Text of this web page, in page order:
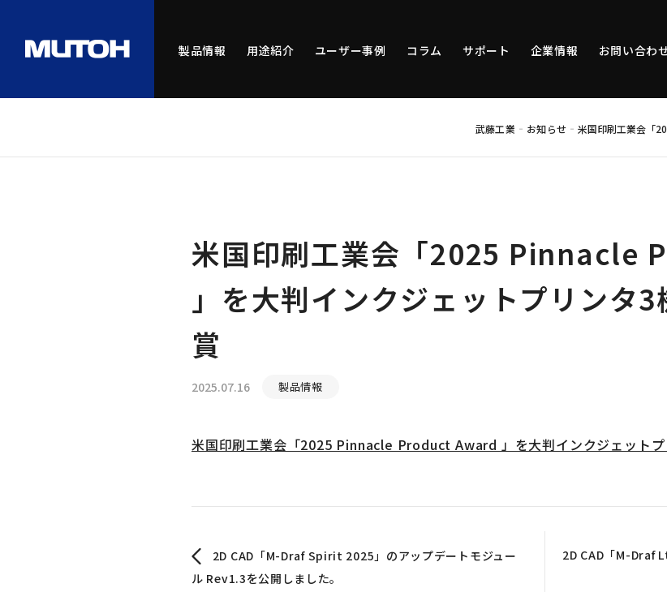
製品情報 用途紹介 ユーザー事例 コラム サポート 企業情報 お問い合わ
武藤工業 - お知らせ - 米国印刷工業会「
米国印刷工業会「2025 Pinnacle
」を大判インクジェットプリンタ
賞
2025.07.16 製品情報
米国印刷工業会「2025 Pinnacle Product Award 」を大判インクジェット
2D CAD「M-Draf Spirit 2025」のアップデートモジュー
ル Rev1.3を公開しました。
2D CAD「M-Draf